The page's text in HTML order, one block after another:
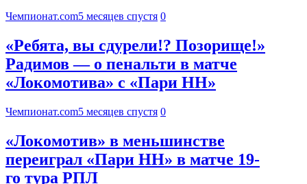
Чемпионат.com5 месяцев спустя 0
«Ребята, вы сдурели!? Позорище!»
Радимов — о пенальти в матче
«Локомотива» с «Пари НН»
Чемпионат.com5 месяцев спустя 0
«Локомотив» в меньшинстве
переиграл «Пари НН» в матче 19-
го тура РПЛ